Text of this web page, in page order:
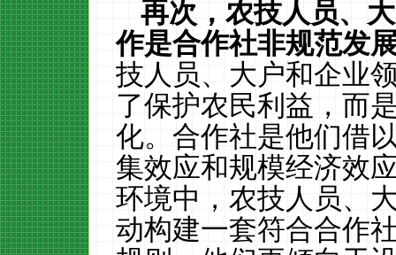
再次，农技人员、
作是合作社非规范发
技人员、大户和企业
了保护农民利益，而
化。合作社是他们借
集效应和规模经济效
环境中，农技人员、
动构建一套符合合作